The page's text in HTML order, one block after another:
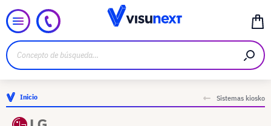
Inicio Sistemas kiosko